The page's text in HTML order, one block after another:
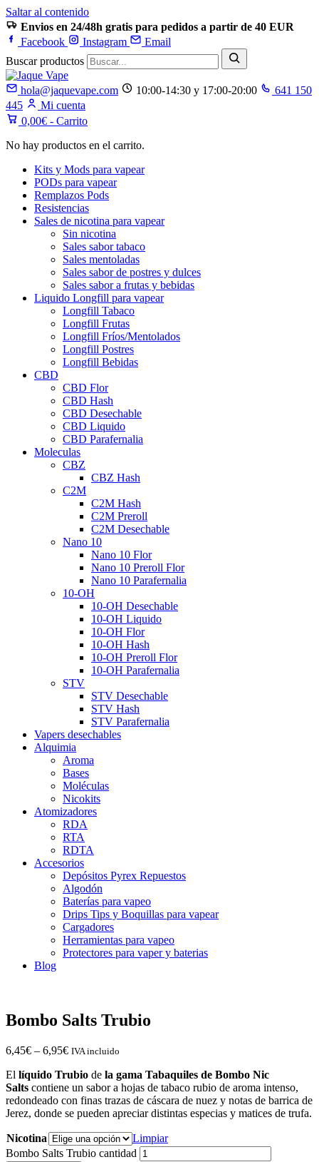
Saltar al contenido
Envios en 24/48h gratis para pedidos a partir de 40 EUR
Facebook
Instagram
Email
Buscar productos
hola@jaquevape.com 10:00-14:30 y 17:00-20:00
641 150
445
Mi cuenta
0,00€ - Carrito
No hay productos en el carrito.
Kits y Mods para vapear
PODs para vapear
Remplazos Pods
Resistencias
Sales de nicotina para vapear
Sin nicotina
Sales sabor tabaco
Sales mentoladas
Sales sabor de postres y dulces
Sales sabor a frutas y bebidas
Liquido Longfill para vapear
Longfill Tabaco
Longfill Frutas
Longfill Fríos/Mentolados
Longfill Postres
Longfill Bebidas
CBD
CBD Flor
CBD Hash
CBD Desechable
CBD Liquido
CBD Parafernalia
Moleculas
CBZ
CBZ Hash
C2M
C2M Hash
C2M Preroll
C2M Desechable
Nano 10
Nano 10 Flor
Nano 10 Preroll Flor
Nano 10 Parafernalia
10-OH
10-OH Desechable
10-OH Liquido
10-OH Flor
10-OH Hash
10-OH Preroll Flor
10-OH Parafernalia
STV
STV Desechable
STV Hash
STV Parafernalia
Vapers desechables
Alquimia
Aroma
Bases
Moléculas
Nicokits
Atomizadores
RDA
RTA
RDTA
Accesorios
Depósitos Pyrex Repuestos
Algodón
Baterías para vapeo
Drips Tips y Boquillas para vapear
Cargadores
Herramientas para vapeo
Protectores para vaper y baterias
Blog
Bombo Salts Trubio
6,45€ – 6,95€ IVA incluido
El líquido Trubio de la gama Tabaquiles de Bombo Nic
Salts contiene un sabor a hojas de tabaco rubio de aroma intenso,
redondeado con finas trazas de cáscara de nuez y notas de barrica de
Jerez, donde se pueden apreciar distintas especias y matices de trufa.
Nicotina
Limpiar
Bombo Salts Trubio cantidad